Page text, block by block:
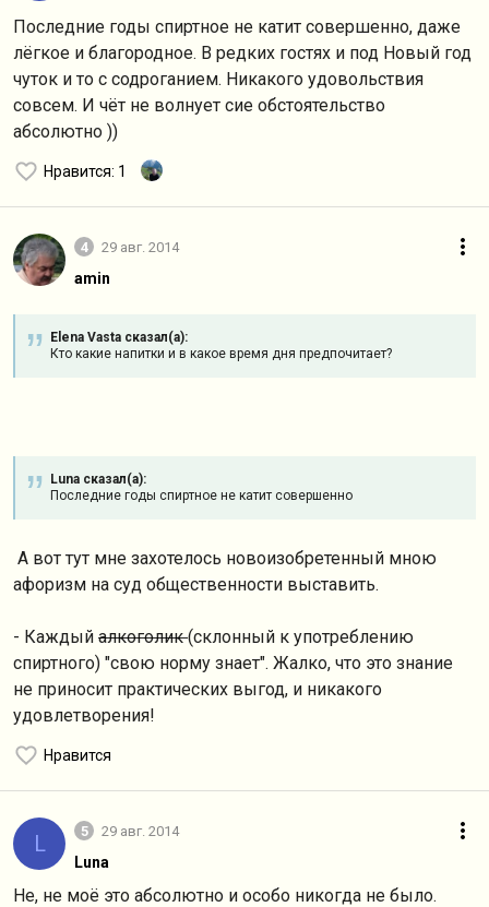
Последние годы спиртное не катит совершенно, даже
лёгкое и благородное. В редких гостях и под Новый год
чуток и то с содроганием. Никакого удовольствия
совсем. И чёт не волнует сие обстоятельство
абсолютно ))
Нравится: 1
4 29 авг. 2014
amin
Elena Vasta сказал(а):
Кто какие напитки и в какое время дня предпочитает?
Luna сказал(а):
Последние годы спиртное не катит совершенно
А вот тут мне захотелось новоизобретенный мною
афоризм на суд общественности выставить.
- Каждый алкоголик(склонный к употреблению
спиртного) "свою норму знает". Жалко, что это знание
не приносит практических выгод, и никакого
удовлетворения!
Нравится
L 5 29 авг. 2014
Luna
Не, не моё это абсолютно и особо никогда не было.